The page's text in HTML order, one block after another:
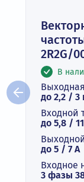
2R2G/
В
до 2,2 / 3
Входной
до 5,8 /
до 5 / 7 A
Входное
3 фазы